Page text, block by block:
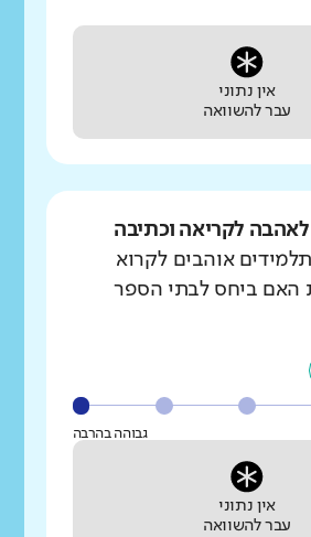
אין נתוני
עבר להשוואה
לקריאה וכתיבה
אוהבים לקרוא
האם ביחס לבתי הספר
גבוהה בהרבה
אין נתוני
עבר להשוואה